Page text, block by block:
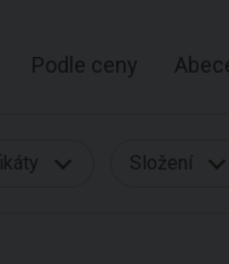
Podle ceny
Složení